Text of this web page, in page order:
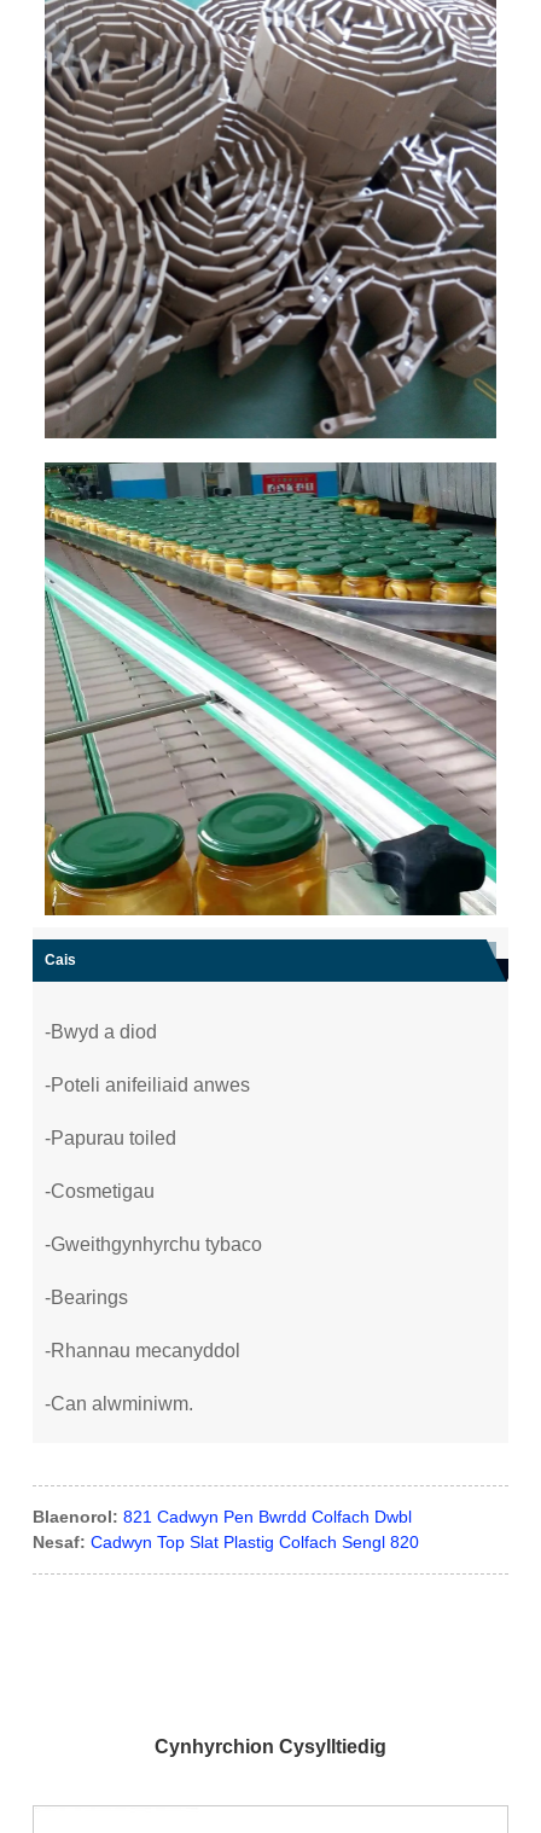
Cais
-Bwyd a diod
-Poteli anifeiliaid anwes
-Papurau toiled
-Cosmetigau
-Gweithgynhyrchu tybaco
-Bearings
-Rhannau mecanyddol
-Can alwminiwm.
Blaenorol: 821 Cadwyn Pen Bwrdd Colfach Dwbl
Nesaf: Cadwyn Top Slat Plastig Colfach Sengl 820
Cynhyrchion Cysylltiedig